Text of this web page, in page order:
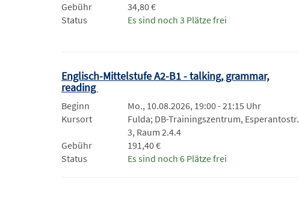
Gebühr
34,80 €
Status
Es sind noch 3 Plätze frei
Englisch-Mittelstufe A2-B1 - talking, grammar,
reading
Beginn
Mo., 10.08.2026, 19:00 - 21:15 Uhr
Kursort
Fulda; DB-Trainingszentrum, Esperantostr.
3, Raum 2.4.4
Gebühr
191,40 €
Status
Es sind noch 6 Plätze frei